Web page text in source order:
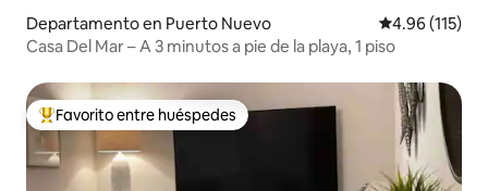
Departamento en Puerto Nuevo Calificación
4.96 (115)
Casa Del Mar – A 3 minutos a pie de la playa, 1 piso
De los mejores en Favorito entre huéspedes
Favorito entre huéspedes